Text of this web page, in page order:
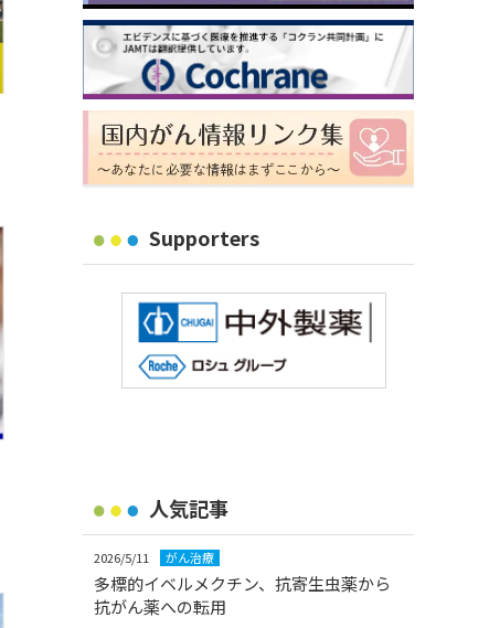
Supporters
人気記事
2026/5/11 がん治療
多標的イベルメクチン、抗寄生虫薬から
抗がん薬への転用